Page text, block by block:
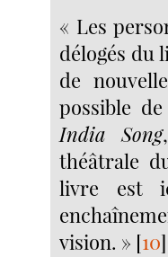
« Les
délogés
de
possible
India Song
théâtrale
livre est
vision. » [10]